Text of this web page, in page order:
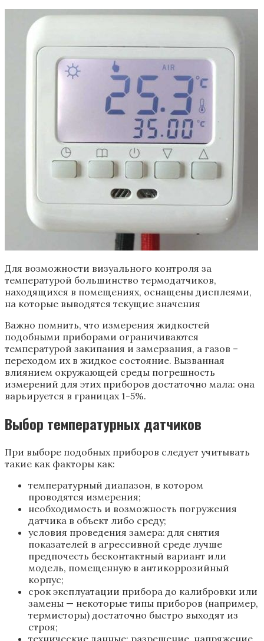
Для возможности визуального контроля за
температурой большинство термодатчиков,
находящихся в помещениях, оснащены дисплеями,
на которые выводятся текущие значения
Важно помнить, что измерения жидкостей
подобными приборами ограничиваются
температурой закипания и замерзания, а газов –
переходом их в жидкое состояние. Вызванная
влиянием окружающей среды погрешность
измерений для этих приборов достаточно мала: она
варьируется в границах 1-5%.
Выбор температурных датчиков
При выборе подобных приборов следует учитывать
такие как факторы как:
температурный диапазон, в котором
проводятся измерения;
необходимость и возможность погружения
датчика в объект либо среду;
условия проведения замера: для снятия
показателей в агрессивной среде лучше
предпочесть бесконтактный вариант или
модель, помещенную в антикоррозийный
корпус;
срок эксплуатации прибора до калибровки или
замены — некоторые типы приборов (например,
термисторы) достаточно быстро выходят из
строя;